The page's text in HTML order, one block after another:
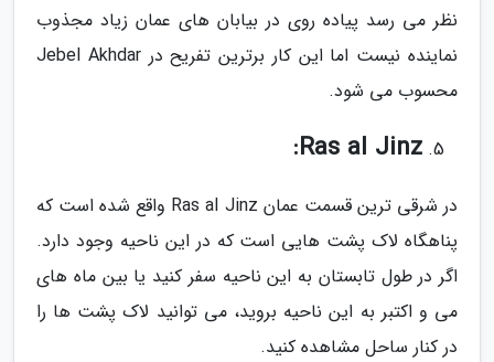
نظر می رسد پیاده روی در بیابان های عمان زیاد مجذوب
نماینده نیست اما این کار برترین تفریح در Jebel Akhdar
محسوب می شود.
Ras al Jinz:
در شرقی ترین قسمت عمان Ras al Jinz واقع شده است که
پناهگاه لاک پشت هایی است که در این ناحیه وجود دارد.
اگر در طول تابستان به این ناحیه سفر کنید یا بین ماه های
می و اکتبر به این ناحیه بروید، می توانید لاک پشت ها را
در کنار ساحل مشاهده کنید.